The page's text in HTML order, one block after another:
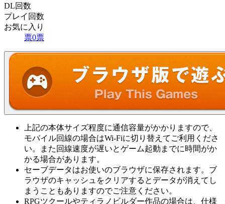
DL回数
プレイ回数
お気に入り
票0票
上記の本体サイズ程度に通信容量がかかりますので、
モバイル回線の場合はWi-Fiに切り替えてご利用くださ
い。また回線速度が遅いとゲーム起動までに時間がか
かる場合があります。
セーブデータはお使いのブラウザに保存されます。ブ
ラウザのキャッシュをクリアするとデータが消えてし
まうこともありますのでご注意ください。
RPGツクールやティラノビルダー作品の場合は、仕様